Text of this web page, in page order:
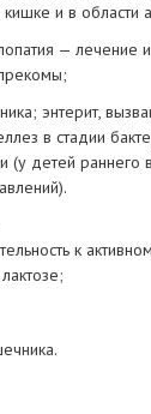
и в области
— лечение
энтерит,
в стадии
(у детей раннего
к